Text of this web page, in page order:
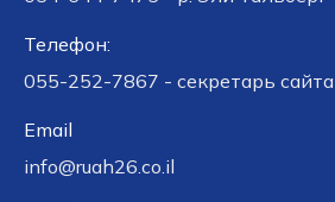
Телефон:
055-252-7867 - секретарь сайта
Email
info@ruah26.co.il